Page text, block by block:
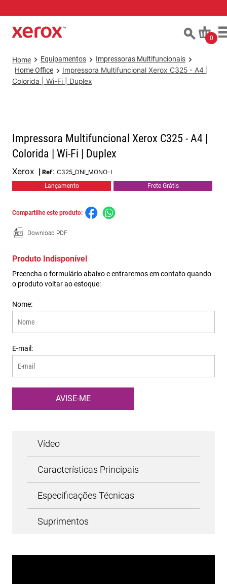
0
Equipamentos
Impressoras Multifuncionais
Home Office
Impressora Multifuncional Xerox C325 - A4 |
Colorida | Wi-Fi | Duplex
Impressora Multifuncional Xerox C325 - A4 |
Colorida | Wi-Fi | Duplex
Xerox : C325_DNI_MONO-I
Lançamento Frete Grátis
Download PDF
Vídeo
Características Principais
Especificações Técnicas
Suprimentos